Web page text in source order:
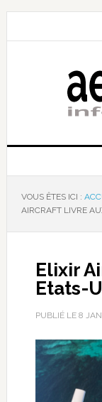
VOUS ÊTES ICI :
AIRCRAFT LIVRE
Elixir
Etats-
PUBLIÉ LE 8